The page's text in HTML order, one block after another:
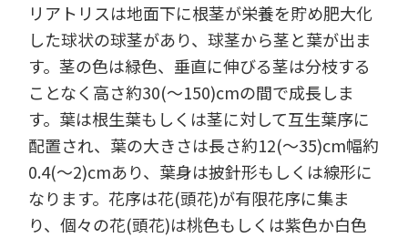
リアトリスは地面下に根茎が栄養を貯め肥大化
した球状の球茎があり、球茎から茎と葉が出ま
す。茎の色は緑色、垂直に伸びる茎は分枝する
ことなく高さ約30(～150)cmの間で成長しま
す。葉は根生葉もしくは茎に対して互生葉序に
配置され、葉の大きさは長さ約12(～35)cm幅約
0.4(～2)cmあり、葉身は披針形もしくは線形に
なります。花序は花(頭花)が有限花序に集ま
り、個々の花(頭花)は桃色もしくは紫色か白色